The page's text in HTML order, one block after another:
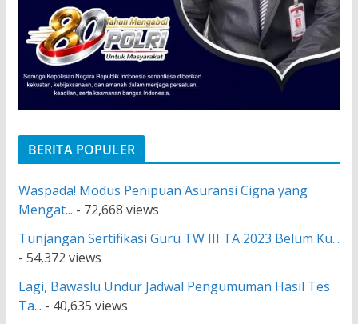
BERITA POPULER
Waspada! Modus Penipuan Asuransi Cigna yang
Mengat... - 72,668 views
Tunjangan Sertifikasi Guru TW III TA 2023 Belum Ku...
- 54,372 views
Lagi, Bawaslu Undur Jadwal Pengumuman Hasil Tes
Ta... - 40,635 views